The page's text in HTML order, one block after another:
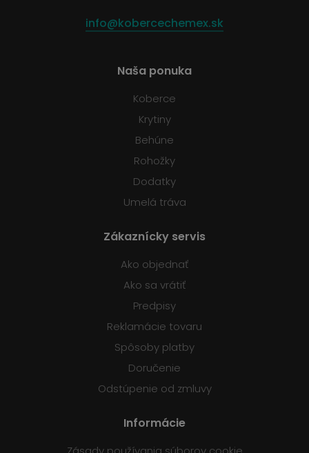
info@kobercechemex.sk
Naša ponuka
Koberce
Krytiny
Behúne
Rohožky
Dodatky
Umelá tráva
Zákaznícky servis
Ako objednať
Ako sa vrátiť
Predpisy
Reklamácie tovaru
Spôsoby platby
Doručenie
Odstúpenie od zmluvy
Informácie